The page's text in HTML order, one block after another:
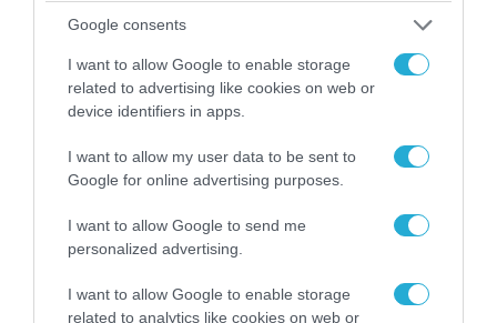
Google consents
I want to allow Google to enable storage
related to advertising like cookies on web or
device identifiers in apps.
I want to allow my user data to be sent to
Google for online advertising purposes.
I want to allow Google to send me
personalized advertising.
I want to allow Google to enable storage
related to analytics like cookies on web or
Πιστοποιήθηκε και από τη ρωσική
Ο κινητήρας SaM146 που αναπτύχθηκε για να
προωθήσει το νέο επιβατικό SuperJet της Sukhoi
έλαβε πιστοποίηση τύπου από τη ρωσική υπηρεσία
αεροναυτιλίας.